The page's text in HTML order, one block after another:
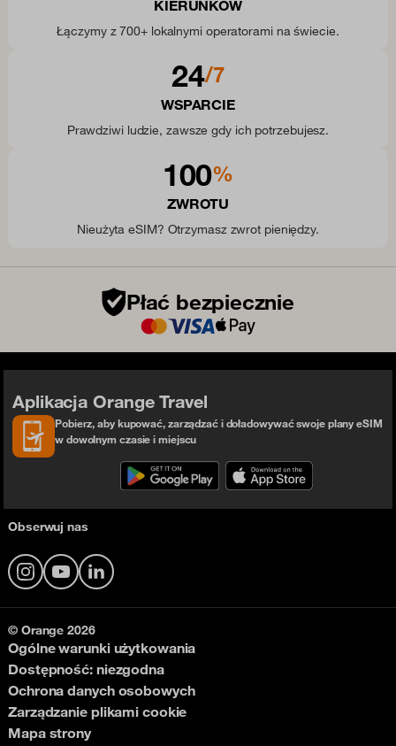
KIERUNKÓW
Łączymy z 700+ lokalnymi operatorami na świecie.
24/7
WSPARCIE
Prawdziwi ludzie, zawsze gdy ich potrzebujesz.
100%
ZWROTU
Nieużyta eSIM? Otrzymasz zwrot pieniędzy.
Płać bezpiecznie
Aplikacja Orange Travel
Pobierz, aby kupować, zarządzać i doładowywać swoje plany eSIM
w dowolnym czasie i miejscu
Obserwuj nas
InstagramYouTubeLinkedIn
© Orange 2026
Ogólne warunki użytkowania
Dostępność: niezgodna
Ochrona danych osobowych
Zarządzanie plikami cookie
Mapa strony